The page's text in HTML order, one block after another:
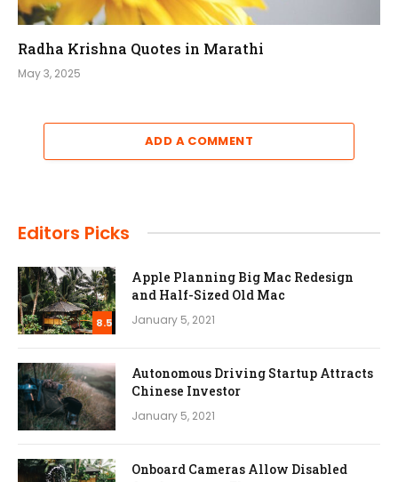
Radha Krishna Quotes in Marathi
May 3, 2025
ADD A COMMENT
Editors Picks
8.5
Apple Planning Big Mac Redesign
and Half-Sized Old Mac
January 5, 2021
Autonomous Driving Startup Attracts
Chinese Investor
January 5, 2021
Onboard Cameras Allow Disabled